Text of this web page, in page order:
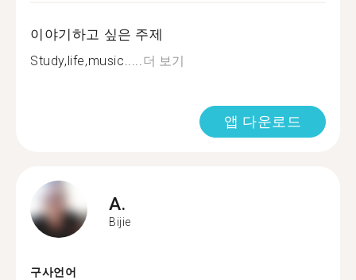
이야기하고 싶은 주제
Study,life,music.....더 보기
앱 다운로드
A.
Bijie
구사언어